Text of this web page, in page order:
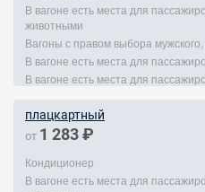
В вагоне есть места для
животными
Вагоны с правом выбора
В вагоне есть места для
В вагоне есть места для
плацкартный
от 1 283 ₽
Кондиционер
В вагоне есть места для